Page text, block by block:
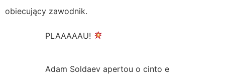
obiecujący zawodnik.
PLAAAAAU!
Adam Soldaev apertou o cinto e